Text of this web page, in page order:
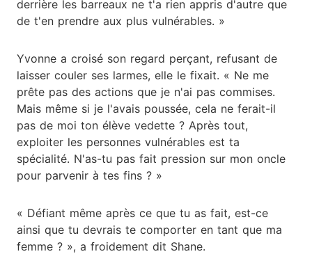
derrière les barreaux ne t'a rien appris d'autre que
de t'en prendre aux plus vulnérables. »
Yvonne a croisé son regard perçant, refusant de
laisser couler ses larmes, elle le fixait. « Ne me
prête pas des actions que je n'ai pas commises.
Mais même si je l'avais poussée, cela ne ferait-il
pas de moi ton élève vedette ? Après tout,
exploiter les personnes vulnérables est ta
spécialité. N'as-tu pas fait pression sur mon oncle
pour parvenir à tes fins ? »
« Défiant même après ce que tu as fait, est-ce
ainsi que tu devrais te comporter en tant que ma
femme ? », a froidement dit Shane.